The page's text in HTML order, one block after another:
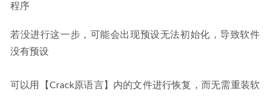
程序
若没进行这一步，可能会出现预设无法初始化，导致软件
没有预设
可以用【Crack原语言】内的文件进行恢复，而无需重装软